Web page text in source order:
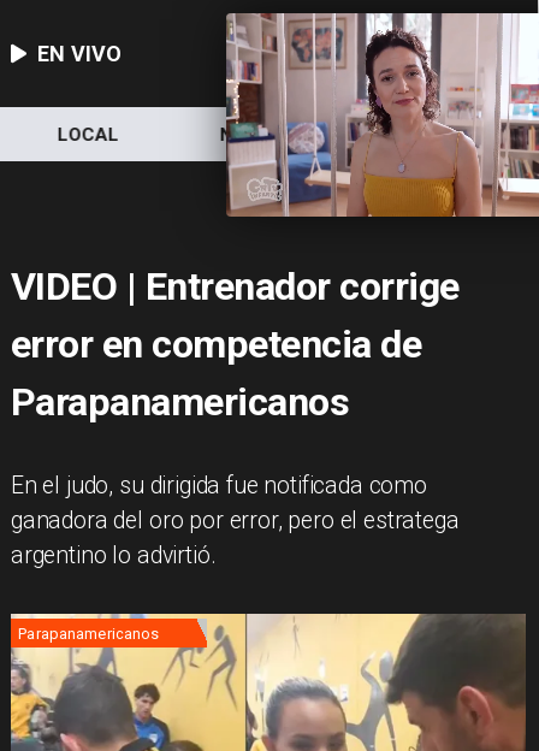
EN VIVO
LOCAL NACIONAL DEPORTES
VIDEO | Entrenador corrige
error en competencia de
Parapanamericanos
En el judo, su dirigida fue notificada como
ganadora del oro por error, pero el estratega
argentino lo advirtió.
Parapanamericanos